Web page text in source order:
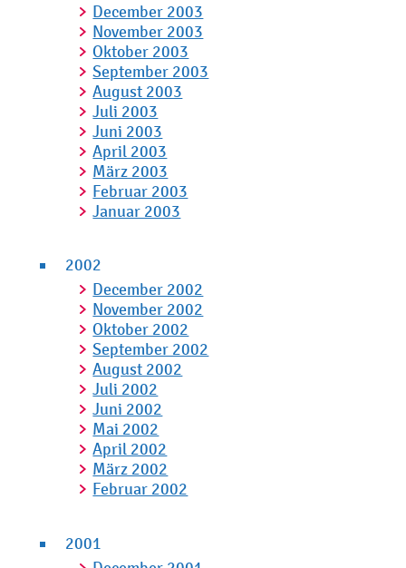
December 2003
November 2003
Oktober 2003
September 2003
August 2003
Juli 2003
Juni 2003
April 2003
März 2003
Februar 2003
Januar 2003
2002
December 2002
November 2002
Oktober 2002
September 2002
August 2002
Juli 2002
Juni 2002
Mai 2002
April 2002
März 2002
Februar 2002
2001